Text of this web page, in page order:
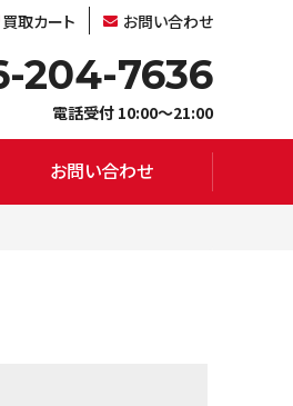
買取カート お問い合わせ
204-7636
電話受付 10:00～21:00
お問い合わせ